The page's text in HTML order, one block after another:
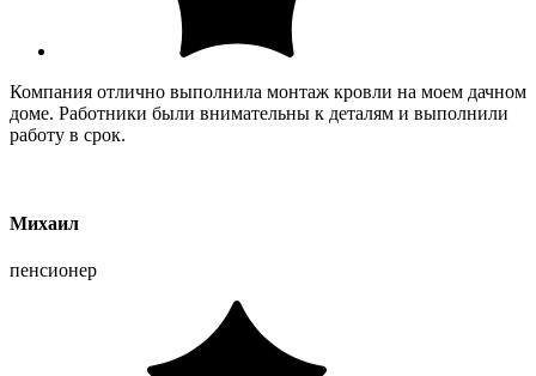
Компания отлично выполнила монтаж кровли на моем дачном
доме. Работники были внимательны к деталям и выполнили
работу в срок.
Михаил
пенсионер